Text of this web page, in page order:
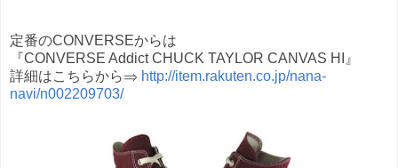
定番のCONVERSEからは
『CONVERSE Addict CHUCK TAYLOR CANVAS HI』
詳細はこちらから⇒ http://item.rakuten.co.jp/nana-
navi/n002209703/